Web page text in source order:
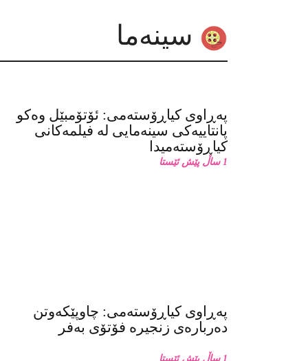
پەڕاوی کیاڕۆستەمی: ئۆتۆمبێل وەکو
پانتاییەکی سینەمایی لە فیلمەکانی
کیاڕۆستەمیدا
1 ساڵ پێش ئێستا
پەڕاوی کیاڕۆستەمی: چاوپێکەوتن
دەربارەی زنجیرە فۆتۆی بەفر
1 ساڵ پێش ئێستا